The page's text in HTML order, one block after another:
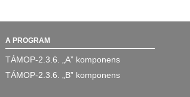
A PROGRAM
TÁMOP-2.3.6. „A” komponens
TÁMOP-2.3.6. „B” komponens